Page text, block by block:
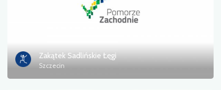
Zakątek Sadlińskie Łęgi
Szczecin